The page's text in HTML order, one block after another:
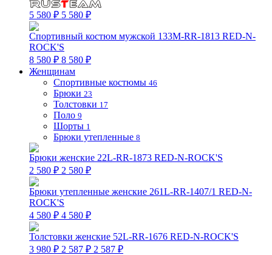
5 580 ₽ 5 580 ₽
Спортивный костюм мужской 133M-RR-1813 RED-N-
ROCK'S
8 580 ₽ 8 580 ₽
Женщинам
Спортивные костюмы 46
Брюки 23
Толстовки 17
Поло 9
Шорты 1
Брюки утепленные 8
Брюки женские 22L-RR-1873 RED-N-ROCK'S
2 580 ₽ 2 580 ₽
Брюки утепленные женские 261L-RR-1407/1 RED-N-
ROCK'S
4 580 ₽ 4 580 ₽
Толстовки женские 52L-RR-1676 RED-N-ROCK'S
3 980 ₽ 2 587 ₽ 2 587 ₽